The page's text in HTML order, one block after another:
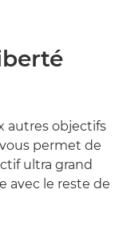
autres objectifs
permet de
ultra grand
avec le reste de